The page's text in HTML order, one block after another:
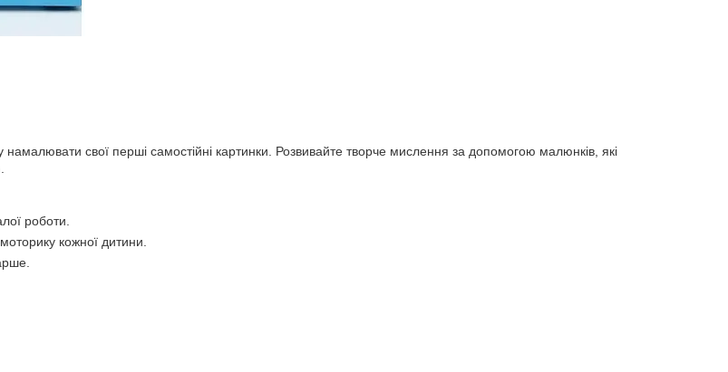
свої перші самостійні картинки. Розвивайте творче мислення за допомогою малюнків, які
роботи.
кожної дитини.